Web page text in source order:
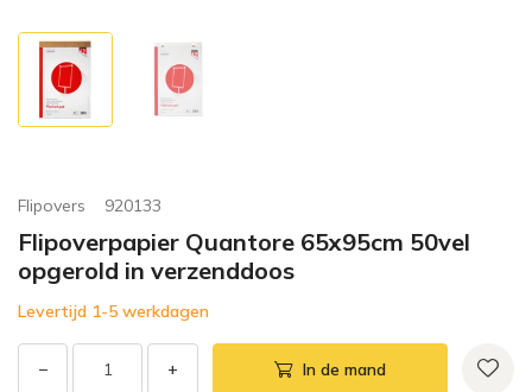
Flipovers 920133
Flipoverpapier Quantore 65x95cm 50vel
opgerold in verzenddoos
Levertijd 1-5 werkdagen
− + In de mand